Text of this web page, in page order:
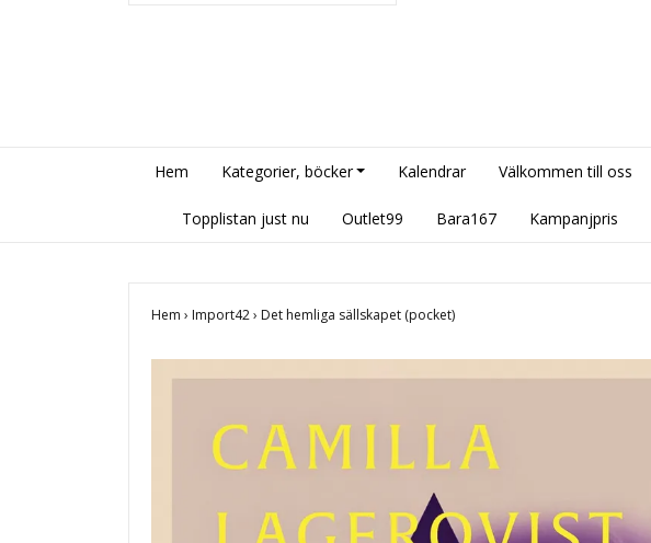
Hem Kategorier, böcker Kalendrar Välkommen till oss
Topplistan just nu Outlet99 Bara167 Kampanjpris
Hem › Import42› Det hemliga sällskapet (pocket)